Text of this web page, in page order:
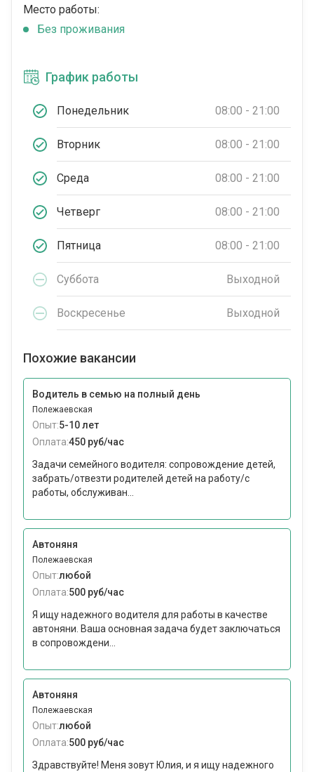
Место работы:
Без проживания
График работы
Понедельник 08:00 - 21:00
Вторник 08:00 - 21:00
Среда 08:00 - 21:00
Четверг 08:00 - 21:00
Пятница 08:00 - 21:00
Суббота Выходной
Воскресенье Выходной
Похожие вакансии
Водитель в семью на полный день
Полежаевская
Опыт:5-10 лет
Оплата:450 руб/час
Задачи семейного водителя: сопровождение детей,
забрать/отвезти родителей детей на работу/с
работы, обслуживан...
Автоняня
Полежаевская
Опыт:любой
Оплата:500 руб/час
Я ищу надежного водителя для работы в качестве
автоняни. Ваша основная задача будет заключаться
в сопровождени...
Автоняня
Полежаевская
Опыт:любой
Оплата:500 руб/час
Здравствуйте! Меня зовут Юлия, и я ищу надежного